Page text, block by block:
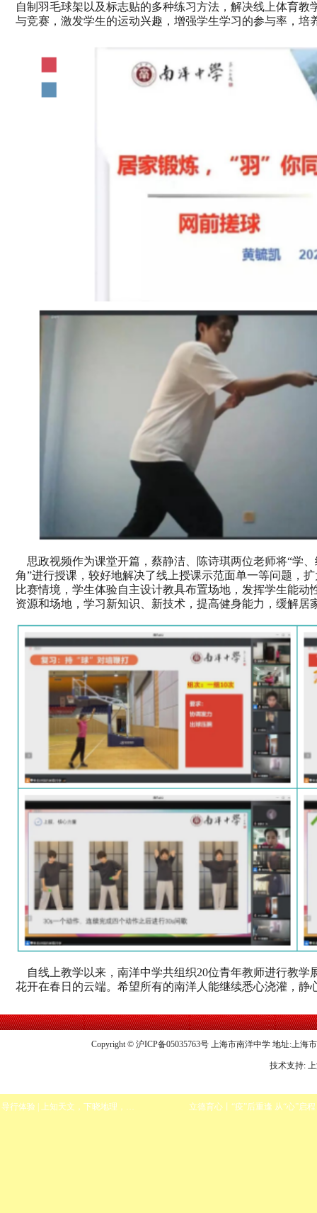
自制羽毛球架以及标志贴的多种练习方法，解决线上体育
与竞赛，激发学生的运动兴趣，增强学生学习的参与率，培
思政视频作为课堂开篇， 蔡静洁、陈诗琪两位老师将“学
角”进行授课，较好地解决了线上授课示范面单一等问题，
比赛情境，学生体验自主设计教具布置场地，发挥学生能
资源和场地，学习新知识、新技术，提高健身能力，缓解居
自线上教学以来，南洋中学共组织20位青年教师进行教学
花开在春日的云端。希望所有的南洋人能继续悉心浇灌，
Copyright © 沪ICP备05035763号 上海市南洋中学 地址:上海
技术支持:
立德育心丨“疫”后重逢 从“心”启程